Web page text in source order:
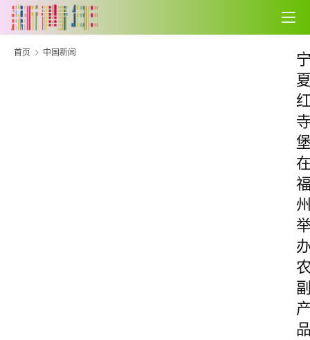
首页 中国新闻